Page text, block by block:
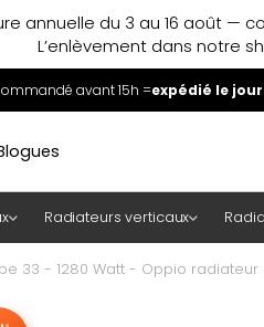
annuelle du 3 au 16 août —
L’enlèvement dans notre
avant 15h =expédié le
Radiateurs verticaux
33 - 1280 Watt - Oppio